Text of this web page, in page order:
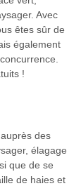
Avec
êtes sûr de
également
!
des
élagage
que de se
de haies et